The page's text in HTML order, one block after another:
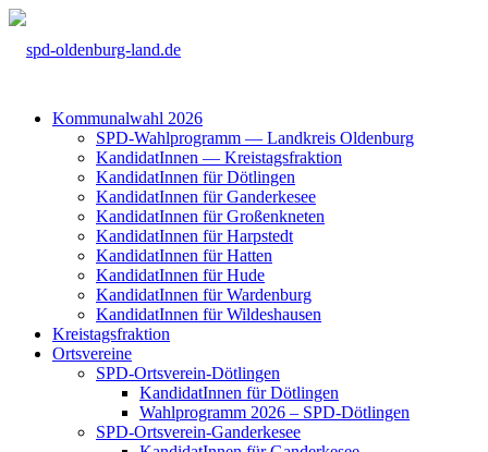
Kom­mu­nal­wahl 2026
SPD-Wahl­pro­gramm — Land­kreis Olden­burg
Kan­di­da­tIn­nen — Kreis­tags­frak­ti­on
Kan­di­da­tIn­nen für Döt­lin­gen
Kan­di­da­tIn­nen für Gan­der­ke­see
Kan­di­da­tIn­nen für Groß­enkne­ten
Kan­di­da­tIn­nen für Harp­s­tedt
Kan­di­da­tIn­nen für Hat­ten
Kan­di­da­tIn­nen für Hude
Kan­di­da­tIn­nen für War­den­burg
Kan­di­da­tIn­nen für Wil­des­hau­sen
Kreis­tags­frak­ti­on
Orts­ver­ei­ne
SPD-Orts­­ver­­ein-Döt­­lin­­gen
Kan­di­da­tIn­nen für Döt­lin­gen
Wahl­pro­gramm 2026 – SPD-Döt­lin­gen
SPD-Orts­­ver­­ein-Gan­­der­ke­­see